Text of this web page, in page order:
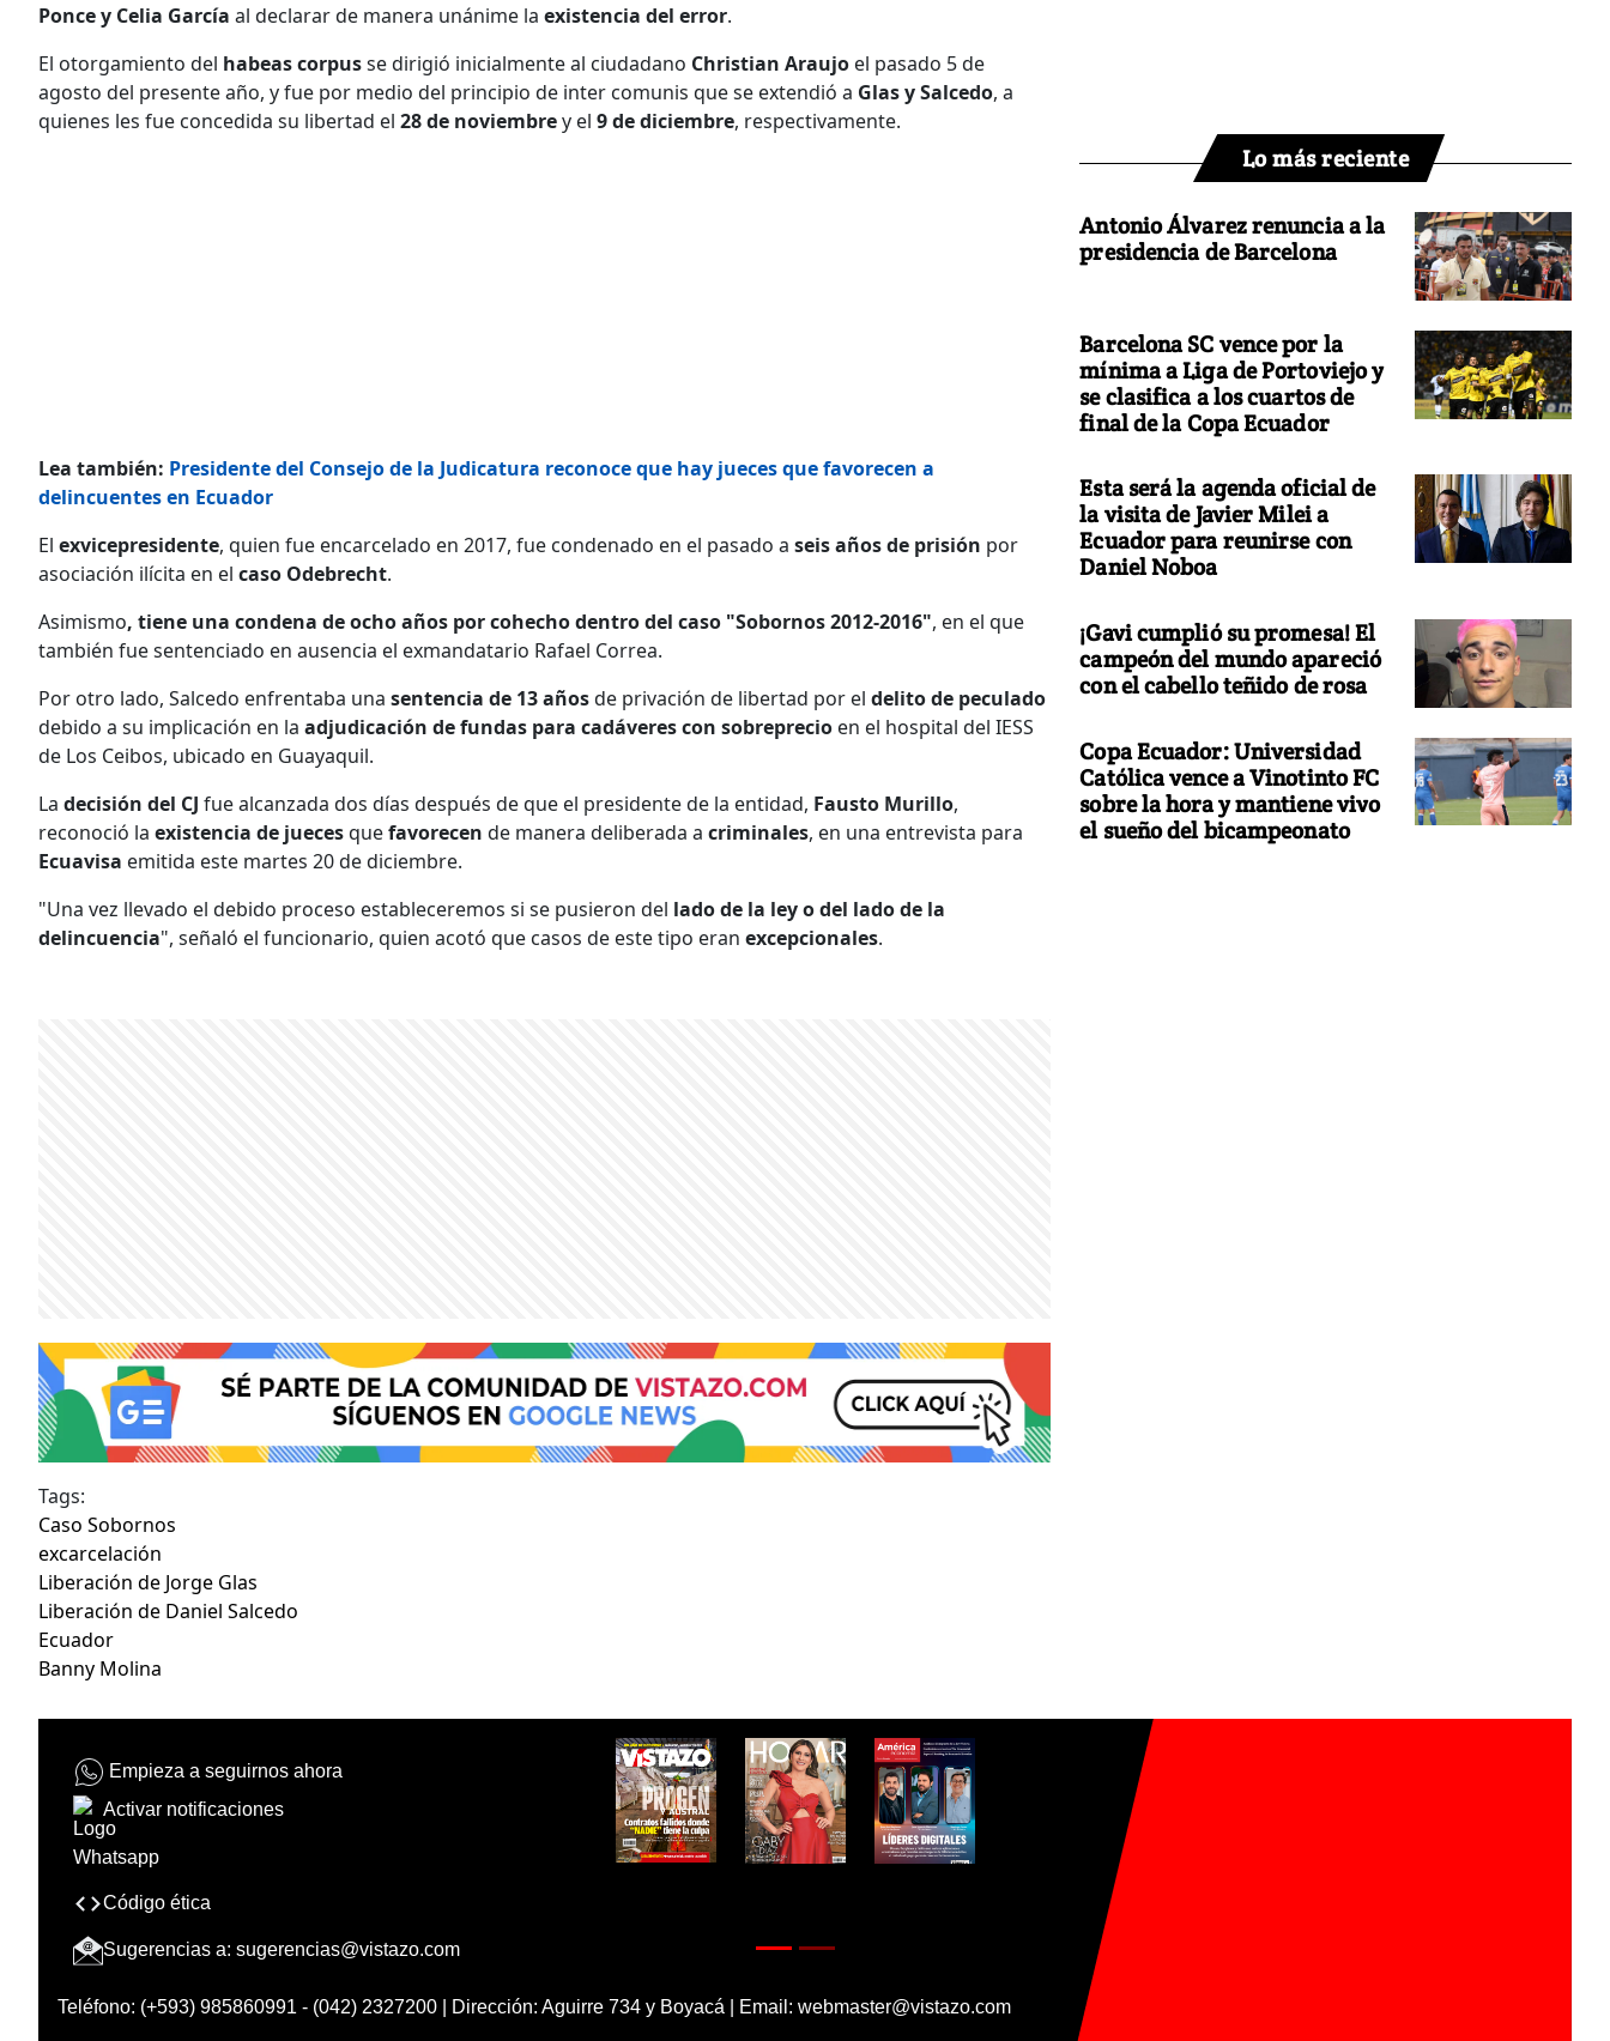
Ponce y Celia García al declarar de manera unánime la existencia del error.
El otorgamiento del habeas corpusse dirigió inicialmente al ciudadano Christian Araujo el pasado 5 de
agosto del presente año, y fue por medio del principio de inter comunis que se extendió a Glas y Salcedo, a
quienes les fue concedida su libertad el 28 de noviembrey el 9 de diciembre, respectivamente.
Lea también: Presidente del Consejo de la Judicatura reconoce que hay jueces que favorecen a
delincuentes en Ecuador
El exvicepresidente, quien fue encarcelado en 2017, fue condenado en el pasado a seis años de prisión por
asociación ilícita en el caso Odebrecht.
Asimismo, tiene una condena de ocho años por cohecho dentro del caso "Sobornos 2012-2016", en el que
también fue sentenciado en ausencia el exmandatario Rafael Correa.
Por otro lado, Salcedo enfrentaba una sentencia de 13 añosde privación de libertad por el delito de peculado
debido a su implicación en la adjudicación de fundas para cadáveres con sobreprecio en el hospital del IESS
de Los Ceibos, ubicado en Guayaquil.
La decisión del CJ fue alcanzada dos días después de que el presidente de la entidad, Fausto Murillo,
reconoció la existencia de juecesquefavorecen de manera deliberada a criminales, en una entrevista para
Ecuavisa emitida este martes 20 de diciembre.
"Una vez llevado el debido proceso estableceremos si se pusieron del lado de la ley o del lado de la
delincuencia", señaló el funcionario, quien acotó que casos de este tipo eran excepcionales.
Tags:
Caso Sobornos
excarcelación
Liberación de Jorge Glas
Liberación de Daniel Salcedo
Ecuador
Banny Molina
Lo más reciente
Antonio Álvarez renuncia a la
presidencia de Barcelona
Barcelona SC vence por la
mínima a Liga de Portoviejo y
se clasifica a los cuartos de
final de la Copa Ecuador
Esta será la agenda oficial de
la visita de Javier Milei a
Ecuador para reunirse con
Daniel Noboa
¡Gavi cumplió su promesa! El
campeón del mundo apareció
con el cabello teñido de rosa
Copa Ecuador: Universidad
Católica vence a Vinotinto FC
sobre la hora y mantiene vivo
el sueño del bicampeonato
Empieza a seguirnos ahora
Activar notificaciones
Código ética
Sugerencias a: sugerencias@vistazo.com
Teléfono: (+593) 985860991 - (042) 2327200 | Dirección: Aguirre 734 y Boyacá | Email: webmaster@vistazo.com